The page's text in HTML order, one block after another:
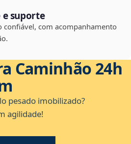
e suporte
confiável, com acompanhamento
Caminhão 24h
pesado imobilizado?
agilidade!